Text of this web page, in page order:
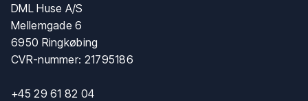
DML Huse A/S
Mellemgade 6
6950 Ringkøbing
CVR-nummer: 21795186
+45 29 61 82 04